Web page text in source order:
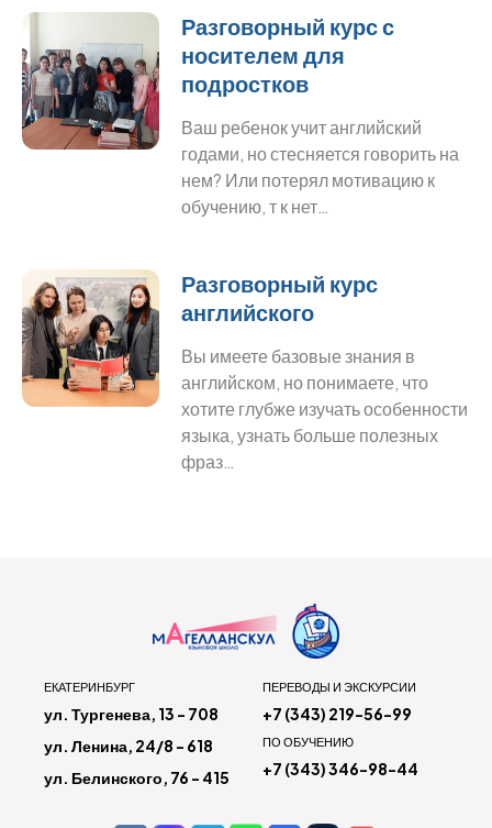
Разговорный курс с
носителем для
подростков
Ваш ребенок учит английский
годами, но стесняется говорить на
нем? Или потерял мотивацию к
обучению, т к нет…
Разговорный курс
английского
Вы имеете базовые знания в
английском, но понимаете, что
хотите глубже изучать особенности
языка, узнать больше полезных
фраз…
ЕКАТЕРИНБУРГ
ул. Тургенева, 13 - 708
ул. Ленина, 24/8 - 618
ул. Белинского, 76 - 415
ПЕРЕВОДЫ И ЭКСКУРСИИ
+7 (343) 219-56-99
ПО ОБУЧЕНИЮ
+7 (343) 346-98-44